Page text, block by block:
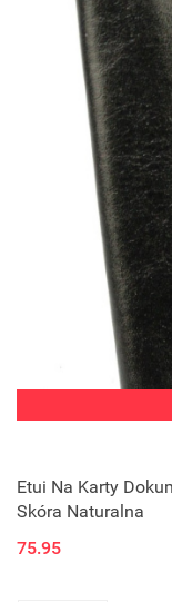
Etui Na Karty
Skóra Naturalna
75.95